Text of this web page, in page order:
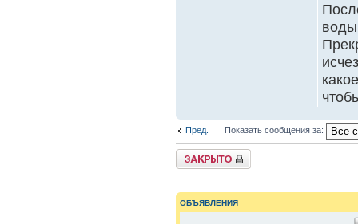
Пред. Показать сообщения за:
{
TOPIC_LOCKED_SHORT
ОБЪЯВЛЕНИЯ